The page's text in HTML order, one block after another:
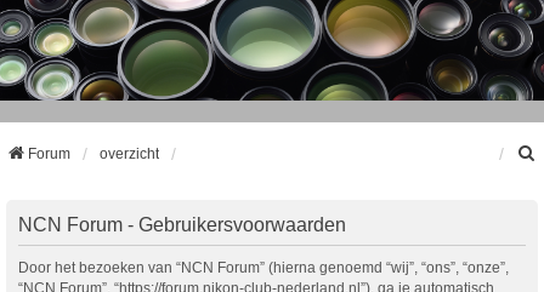
Forum overzicht
NCN Forum - Gebruikersvoorwaarden
Door het bezoeken van “NCN Forum” (hierna genoemd “wij”, “ons”, “onze”,
“NCN Forum”, “https://forum.nikon-club-nederland.nl”), ga je automatisch